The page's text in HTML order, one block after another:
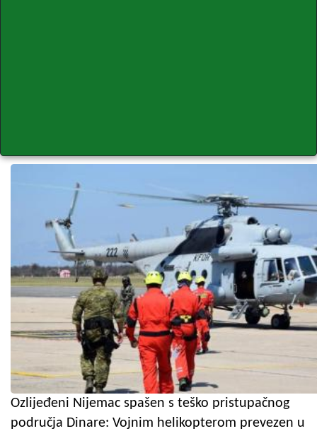
Ozlijeđeni Nijemac spašen s teško pristupačnog
područja Dinare: Vojnim helikopterom prevezen u